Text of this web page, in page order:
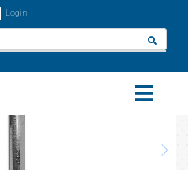
Login